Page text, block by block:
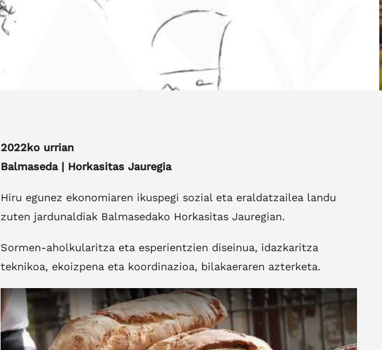
2022ko urrian
Balmaseda | Horkasitas Jauregia
Hiru egunez ekonomiaren ikuspegi sozial eta eraldatzailea landu
zuten jardunaldiak Balmasedako Horkasitas Jauregian.
Sormen-aholkularitza eta esperientzien diseinua, idazkaritza
teknikoa, ekoizpena eta koordinazioa, bilakaeraren azterketa.